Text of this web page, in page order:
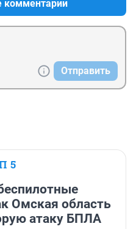
комментарии
Отправить
5
Омская область
атаку БПЛА